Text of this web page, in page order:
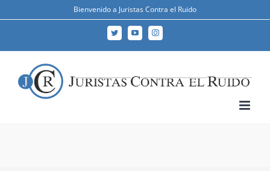
Bienvenido a Juristas Contra el Ruido
TwitterYouTubeInstagram